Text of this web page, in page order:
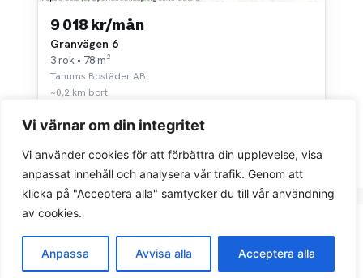
Vi värnar om din integritet
Vi använder cookies för att förbättra din upplevelse, visa
anpassat innehåll och analysera vår trafik. Genom att
klicka på "Acceptera alla" samtycker du till vår användning
av cookies.
Anpassa Avvisa alla Acceptera alla
9 018 kr/mån
Granvägen 6
3 rok • 78 m²
Tanums Bostäder AB
~0,2 km bort
Integritetspolicy
© 2026 Sök bostad.